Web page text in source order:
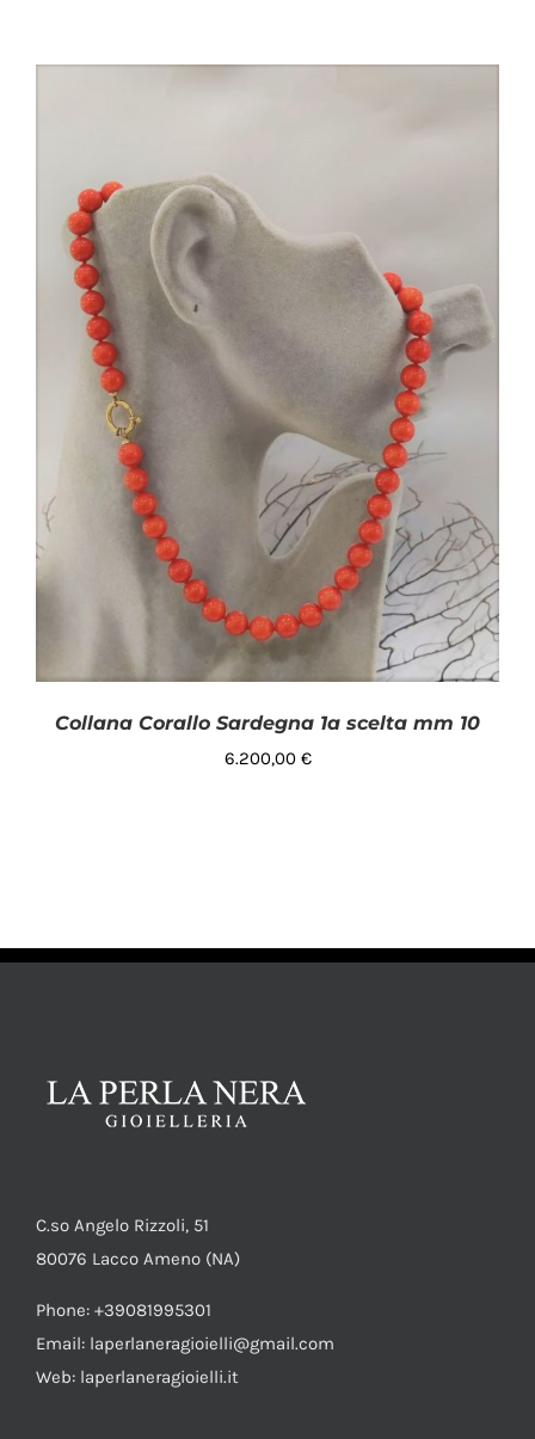
AGGIUNGI AL CARRELLO
Collana Corallo Sardegna 1a scelta mm 10
6.200,00 €
C.so Angelo Rizzoli, 51
80076 Lacco Ameno (NA)
Phone: +39081995301
Email: laperlaneragioielli@gmail.com
Web: laperlaneragioielli.it